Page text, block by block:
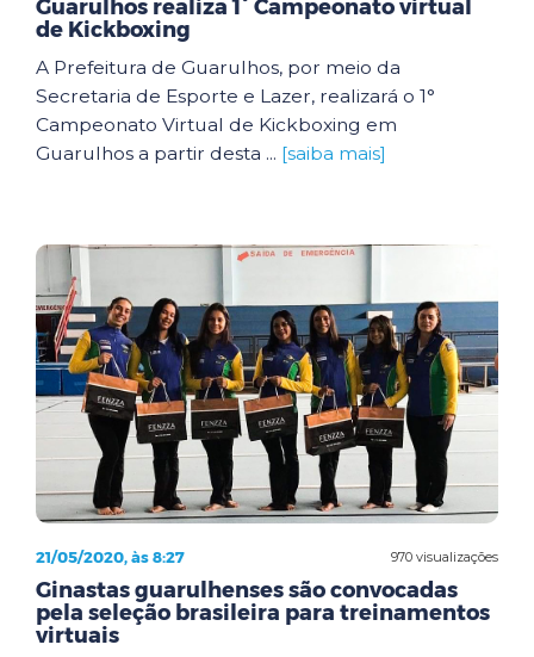
Guarulhos realiza 1° Campeonato virtual
de Kickboxing
A Prefeitura de Guarulhos, por meio da
Secretaria de Esporte e Lazer, realizará o 1°
Campeonato Virtual de Kickboxing em
Guarulhos a partir desta ... [saiba mais]
970 visualizações
21/05/2020, às 8:27
Ginastas guarulhenses são convocadas
pela seleção brasileira para treinamentos
virtuais